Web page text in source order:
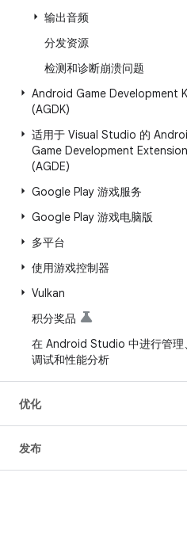
输出音频
分发资源
检测和诊断崩溃问题
Android Game Development
(AGDK)
适用于 Visual Studio 的
Game Development Extension
(AGDE)
Google Play 游戏服务
Google Play 游戏电脑版
多平台
使用游戏控制器
Vulkan
积分奖品
在 Android Studio 中进行管理、
调试和性能分析
优化
发布
在微信中关
关于 ANDROID
Android
适用于企业的 Android
安全
源代码